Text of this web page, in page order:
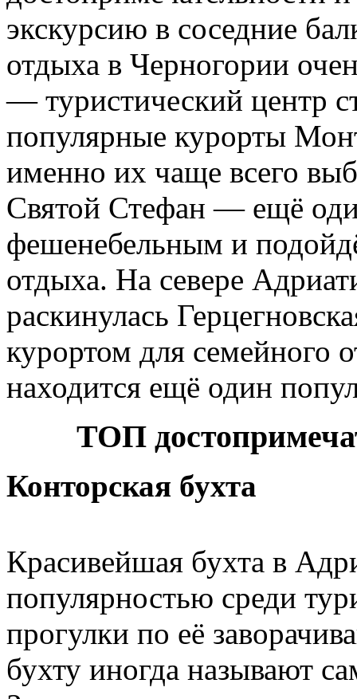
экскурсию в соседние
отдыха в Черногории
— туристический центр
популярные курорты
именно их чаще всего
Святой Стефан — ещё
фешенебельным и
отдыха. На севере
раскинулась
курортом для семейного
находится ещё один
ТОП
Конторская бухта
Красивейшая бухта в
популярностью среди
прогулки по её
бухту иногда называют